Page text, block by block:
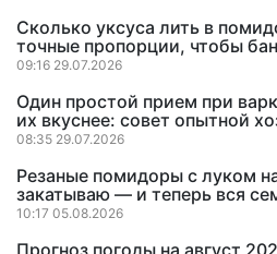
Сколько уксуса лить в
точные пропорции, чтобы
09:16 29.07.2026
Один простой прием при
их вкуснее: совет опытной
08:35 29.07.2026
Резаные помидоры с луком
закатываю — и теперь вся
10:17 05.08.2026
Прогноз погоды на август